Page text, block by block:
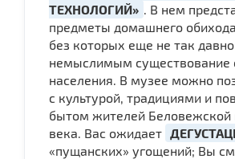
ТЕХНОЛОГИЙ»
. В нем
предметы домашнего обихода
без которых еще не так
немыслимым существование
населения. В музее можно
с культурой, традициями и
бытом жителей Беловежской
века. Вас ожидает
«пущанских» угощений; Вы